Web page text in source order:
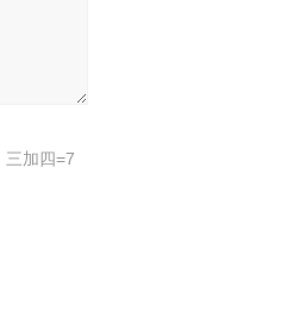
三加四=7